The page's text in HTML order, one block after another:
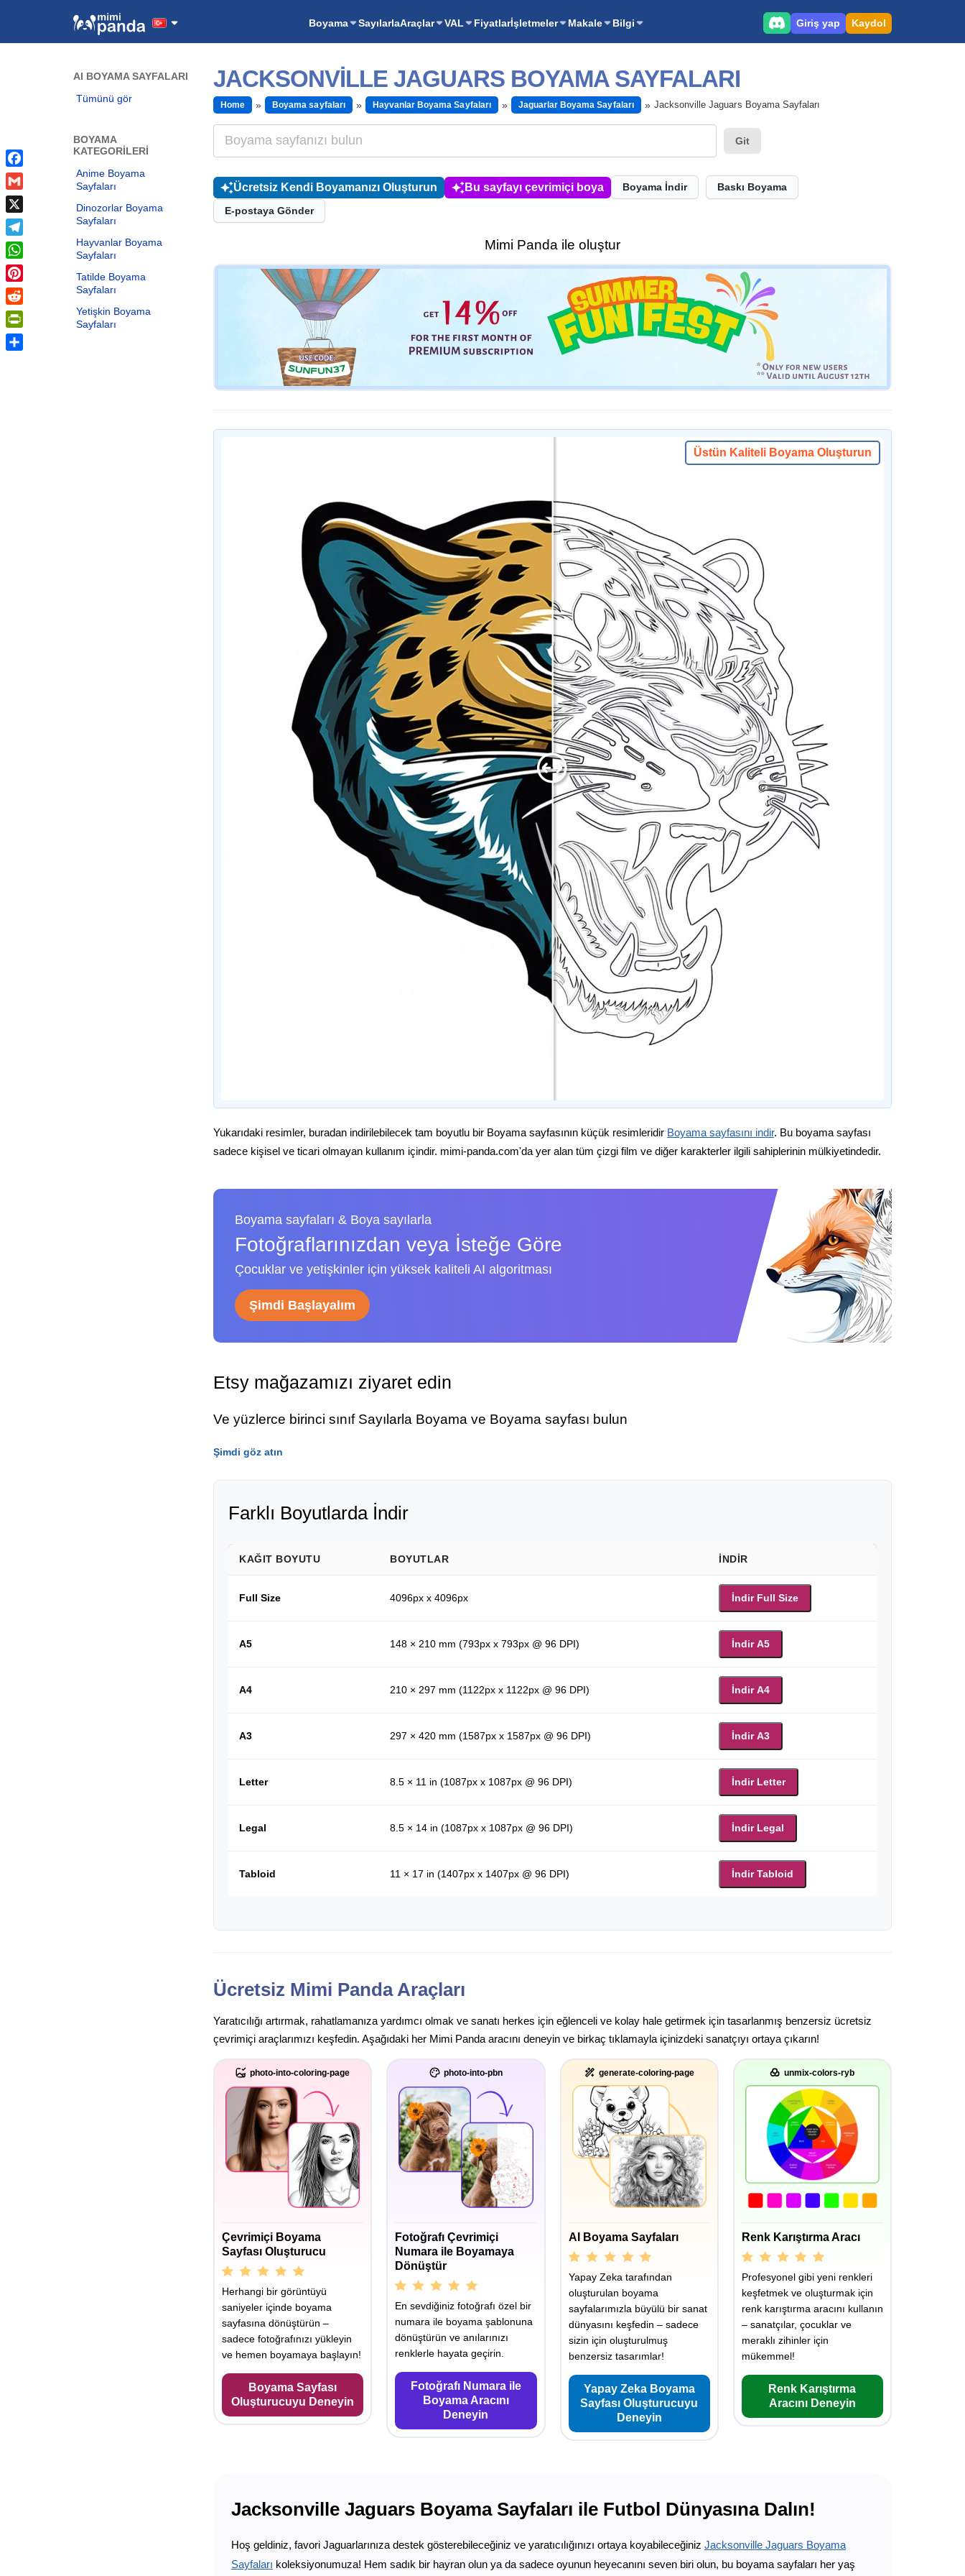
Boyama SayılarlaAraçlar VAL Fiyatlarİşletmeler Makale Bilgi Giriş yap Kaydol
AI BOYAMA SAYFALARI
Tümünü gör
BOYAMA
KATEGORILERI
Anime Boyama
Sayfaları
Dinozorlar Boyama
Sayfaları
Hayvanlar Boyama
Sayfaları
Tatilde Boyama
Sayfaları
Yetişkin Boyama
Sayfaları
JACKSONVILLE JAGUARS BOYAMA SAYFALARI
Home Boyama sayfaları Hayvanlar Boyama Sayfaları Jaguarlar Boyama Sayfaları Jacksonville Jaguars Boyama Sayfaları
Git
Ücretsiz Kendi Boyamanızı Oluşturun Bu sayfayı çevrimiçi boya Boyama İndir Baskı Boyama
E-postaya Gönder
Mimi Panda ile oluştur
Üstün Kaliteli Boyama Oluşturun
Yukarıdaki resimler, buradan indirilebilecek tam boyutlu bir Boyama sayfasının küçük resimleridir Boyama sayfasını indir. Bu boyama sayfası
sadece kişisel ve ticari olmayan kullanım içindir. mimi-panda.com'da yer alan tüm çizgi film ve diğer karakterler ilgili sahiplerinin mülkiyetindedir.
Boyama sayfaları & Boya sayılarla
Fotoğraflarınızdan veya İsteğe Göre
Çocuklar ve yetişkinler için yüksek kaliteli AI algoritması
Şimdi Başlayalım
Etsy mağazamızı ziyaret edin
Ve yüzlerce birinci sınıf Sayılarla Boyama ve Boyama sayfası bulun
Şimdi göz atın
Farklı Boyutlarda İndir
KAĞIT BOYUTU BOYUTLAR İNDIR
Full Size 4096px x 4096px İndir Full Size
A5 148 × 210 mm (793px x 793px @ 96 DPI) İndir A5
A4 210 × 297 mm (1122px x 1122px @ 96 DPI) İndir A4
A3 297 × 420 mm (1587px x 1587px @ 96 DPI) İndir A3
Letter 8.5 × 11 in (1087px x 1087px @ 96 DPI) İndir Letter
Legal 8.5 × 14 in (1087px x 1087px @ 96 DPI) İndir Legal
Tabloid 11 × 17 in (1407px x 1407px @ 96 DPI) İndir Tabloid
Ücretsiz Mimi Panda Araçları
Yaratıcılığı artırmak, rahatlamanıza yardımcı olmak ve sanatı herkes için eğlenceli ve kolay hale getirmek için tasarlanmış benzersiz ücretsiz
çevrimiçi araçlarımızı keşfedin. Aşağıdaki her Mimi Panda aracını deneyin ve birkaç tıklamayla içinizdeki sanatçıyı ortaya çıkarın!
photo-into-coloring-page
Çevrimiçi Boyama
Sayfası Oluşturucu
Herhangi bir görüntüyü
saniyeler içinde boyama
sayfasına dönüştürün –
sadece fotoğrafınızı yükleyin
ve hemen boyamaya başlayın!
Boyama Sayfası
Oluşturucuyu Deneyin
photo-into-pbn
Fotoğrafı Çevrimiçi
Numara ile Boyamaya
Dönüştür
En sevdiğiniz fotoğrafı özel bir
numara ile boyama şablonuna
dönüştürün ve anılarınızı
renklerle hayata geçirin.
Fotoğrafı Numara ile
Boyama Aracını
Deneyin
generate-coloring-page
AI Boyama Sayfaları
Yapay Zeka tarafından
oluşturulan boyama
sayfalarımızla büyülü bir sanat
dünyasını keşfedin – sadece
sizin için oluşturulmuş
benzersiz tasarımlar!
Yapay Zeka Boyama
Sayfası Oluşturucuyu
Deneyin
unmix-colors-ryb
Renk Karıştırma Aracı
Profesyonel gibi yeni renkleri
keşfetmek ve oluşturmak için
renk karıştırma aracını kullanın
– sanatçılar, çocuklar ve
meraklı zihinler için
mükemmel!
Renk Karıştırma
Aracını Deneyin
Jacksonville Jaguars Boyama Sayfaları ile Futbol Dünyasına Dalın!
Hoş geldiniz, favori Jaguarlarınıza destek gösterebileceğiniz ve yaratıcılığınızı ortaya koyabileceğiniz Jacksonville Jaguars Boyama
Sayfaları koleksiyonumuza! Hem sadık bir hayran olun ya da sadece oyunun heyecanını seven biri olun, bu boyama sayfaları her yaş
Facebook
Gmail
X
Telegram
WhatsApp
Pinterest
Reddit
PrintFriendly